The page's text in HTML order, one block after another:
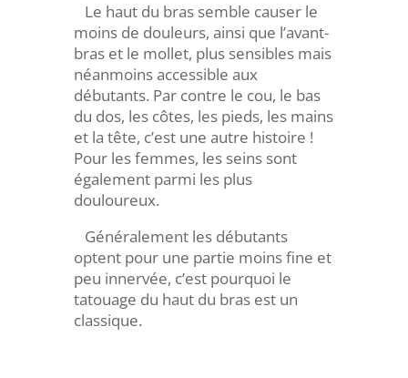
Le haut du bras semble causer le
moins de douleurs, ainsi que l’avant-
bras et le mollet, plus sensibles mais
néanmoins accessible aux
débutants. Par contre le cou, le bas
du dos, les côtes, les pieds, les mains
et la tête, c’est une autre histoire !
Pour les femmes, les seins sont
également parmi les plus
douloureux.
Généralement les débutants
optent pour une partie moins fine et
peu innervée, c’est pourquoi le
tatouage du haut du bras est un
classique.